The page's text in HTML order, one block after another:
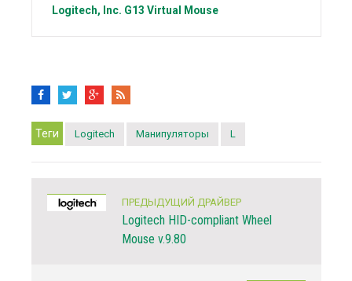
Logitech, Inc. G13 Virtual Mouse
Теги Logitech Манипуляторы L
ПРЕДЫДУЩИЙ ДРАЙВЕР
Logitech HID-compliant Wheel
Mouse v.9.80